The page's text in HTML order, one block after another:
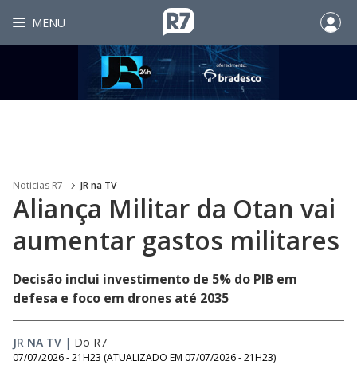
MENU
Noticias R7 JR na TV
Aliança Militar da Otan vai
aumentar gastos militares
Decisão inclui investimento de 5% do PIB em
defesa e foco em drones até 2035
JR NA TV | Do R7
07/07/2026 - 21H23 (ATUALIZADO EM 07/07/2026 - 21H23)